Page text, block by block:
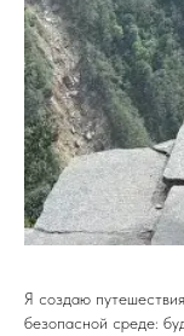
Я создаю
безопасной среде: